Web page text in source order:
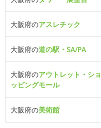
大阪府のアスレチック
大阪府の道の駅・SA/PA
大阪府のアウトレット・ショ
ッピングモール
大阪府の美術館